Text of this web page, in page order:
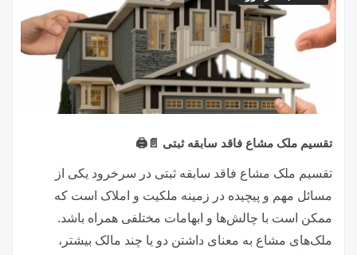
تقسیم ملک مشاع فاقد سابقه ثبتی 📄🖨️
تقسیم ملک مشاع فاقد سابقه ثبتی در سرخرود یکی از
مسائل مهم و پیچیده در زمینه ملکیت و املاک است که
ممکن است با چالش‌ها و ابهامات مختلفی همراه باشد.
ملک‌های مشاع به معنای داشتن دو یا چند مالک بیشتر،